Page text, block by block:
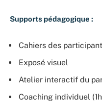
Supports pédagogique :
Cahiers des
Exposé visuel
Atelier interactif du
Coaching individuel